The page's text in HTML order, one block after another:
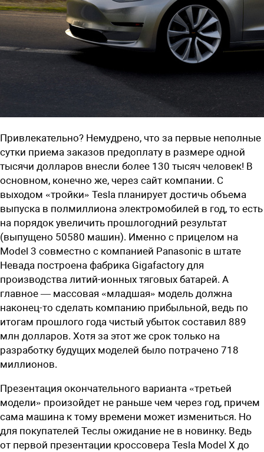
Привлекательно? Немудрено, что за первые неполные
сутки приема заказов предоплату в размере одной
тысячи долларов внесли более 1 30 тысяч человек! В
основном, конечно же, через сайт компании. С
выходом «тройки» Tesla планирует достичь объема
выпуска в полмиллиона электромобилей в год, то есть
на порядок увеличить прошлогодний результат
(выпущено 50580 машин). Именно с прицелом на
Model 3 совместно с компанией Panasonic в штате
Невада построена фабрика Gigafactory для
производства литий-ионных тяговых батарей. А
главное — массовая «младшая» модель должна
наконец-то сделать компанию прибыльной, ведь по
итогам прошлого года чистый убыток составил 889
млн долларов. Хотя за этот же срок только на
разработку будущих моделей было потрачено 718
миллионов.
Презентация окончательного варианта «третьей
модели» произойдет не раньше чем через год, причем
сама машина к тому времени может измениться. Но
для покупателей Теслы ожидание не в новинку. Ведь
от первой презентации кроссовера Tesla Model X до